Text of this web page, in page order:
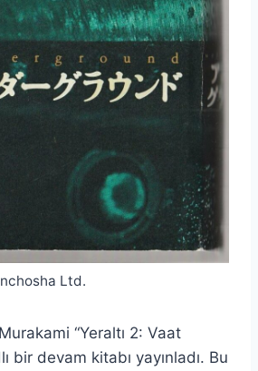
Ltd.
“Yeraltı 2: Vaat
bir devam kitabı yayınladı. Bu